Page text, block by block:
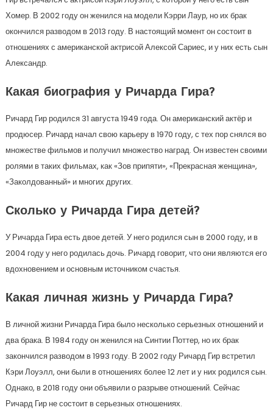
Хомер. В 2002 году он женился на модели Кэрри Лаур, но их брак
окончился разводом в 2013 году. В настоящий момент он состоит в
отношениях с американской актрисой Алексой Сариес, и у них есть сын
Александр.
Какая биография у Ричарда Гира?
Ричард Гир родился 31 августа 1949 года. Он американский актёр и
продюсер. Ричард начал свою карьеру в 1970 году, с тех пор снялся во
множестве фильмов и получил множество наград. Он известен своими
ролями в таких фильмах, как «Зов припяти», «Прекрасная женщина»,
«Заколдованный» и многих других.
Сколько у Ричарда Гира детей?
У Ричарда Гира есть двое детей. У него родился сын в 2000 году, и в
2004 году у него родилась дочь. Ричард говорит, что они являются его
вдохновением и основным источником счастья.
Какая личная жизнь у Ричарда Гира?
В личной жизни Ричарда Гира было несколько серьезных отношений и
два брака. В 1984 году он женился на Синтии Поттер, но их брак
закончился разводом в 1993 году. В 2002 году Ричард Гир встретил
Кэри Лоуэлл, они были в отношениях более 12 лет и у них родился сын.
Однако, в 2018 году они объявили о разрыве отношений. Сейчас
Ричард Гир не состоит в серьезных отношениях.